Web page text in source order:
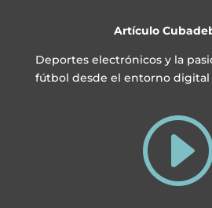
Artículo
Deportes electrónicos y la
fútbol desde el entorno digital